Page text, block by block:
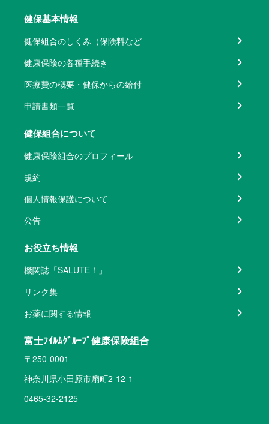
健保基本情報
健保組合のしくみ（保険料など
健康保険の各種手続き
医療費の概要・健保からの給付
申請書類一覧
健保組合について
健康保険組合のプロフィール
規約
個人情報保護について
公告
お役立ち情報
機関誌「SALUTE！」
リンク集
お薬に関する情報
富士ﾌｲﾙﾑｸﾞﾙｰﾌﾟ健康保険組合
〒250-0001
神奈川県小田原市扇町2-12-1
0465-32-2125